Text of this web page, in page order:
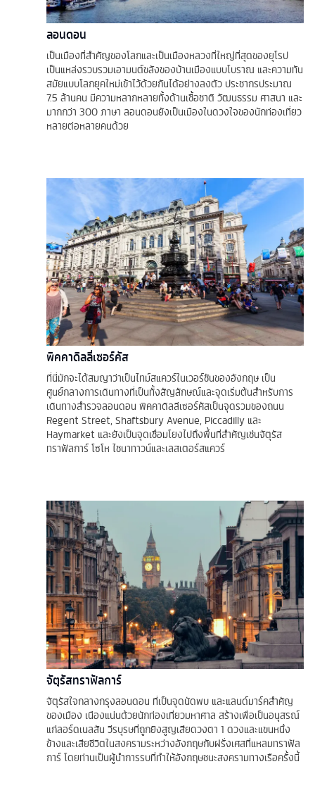
ลอนดอน
เป็นเมืองที่สำคัญของโลกและเป็นเมืองหลวงที่ใหญ่ที่สุดของยุโรป
เป็นแหล่งรวบรวมเอามนต์ขลังของบ้านเมืองแบบโบราณ และความทัน
สมัยแบบโลกยุคใหม่เข้าไว้ด้วยกันได้อย่างลงตัว ประชากรประมาณ
7.5 ล้านคน มีความหลากหลายทั้งด้านเชื้อชาติ วัฒนธรรม ศาสนา และ
มากกว่า 300 ภาษา ลอนดอนยังเป็นเมืองในดวงใจของนักท่องเที่ยว
หลายต่อหลายคนด้วย
พิคคาดิลลี่เซอร์คัส
ที่นี่มักจะได้สมญาว่าเป็นไทม์สแควร์ในเวอร์ชันของอังกฤษ เป็น
ศูนย์กลางการเดินทางที่เป็นทั้งสัญลักษณ์และจุดเริ่มต้นสำหรับการ
เดินทางสำรวจลอนดอน พิคคาดิลลีเซอร์คัสเป็นจุดรวมของถนน
Regent Street, Shaftsbury Avenue, Piccadilly และ
Haymarket และยังเป็นจุดเชื่อมโยงไปถึงพื้นที่สำคัญเช่นจัตุรัส
ทราฟัลการ์ โซโห ไชนาทาวน์และเลสเตอร์สแควร์
จัตุรัสทราฟัลการ์
จัตุรัสใจกลางกรุงลอนดอน ที่เป็นจุดนัดพบ และแลนด์มาร์คสำคัญ
ของเมือง เนืองแน่นด้วยนักท่องเที่ยวมหาศาล สร้างเพื่อเป็นอนุสรณ์
แก่ลอร์ดเนลสัน วีรบุรษที่ถูกยิงสูญเสียดวงตา 1 ดวงและแขนหนึ่ง
ข้างและเสียชีวิตในสงครามระหว่างอังกฤษกับฝรั่งเศสที่แหลมทราฟัล
การ์ โดยท่านเป็นผู้นำการรบที่ทำให้อังกฤษชนะสงครามทางเรือครั้งนี้